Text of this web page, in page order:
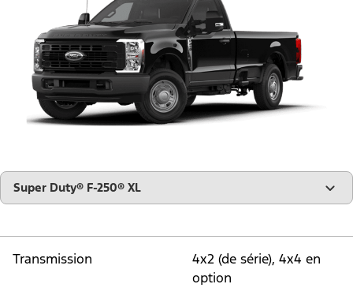
"Modèles"
Super Duty® F-250® XL
Transmission
4x2 (de série), 4x4 en
option